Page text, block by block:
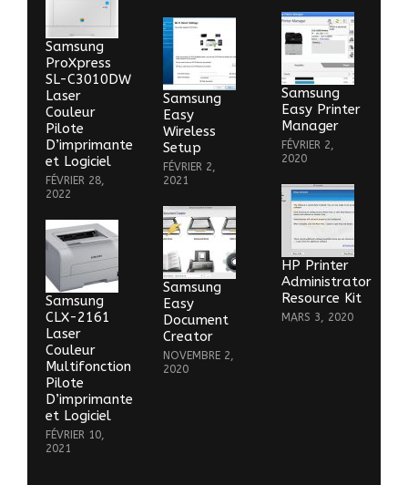
Samsung
ProXpress
SL-C3010DW
Laser
Couleur
Pilote
D’imprimante
et Logiciel
FÉVRIER 28,
2022
Samsung
CLX-2161
Laser
Couleur
Multifonction
Pilote
D’imprimante
et Logiciel
FÉVRIER 10,
2021
Samsung
Easy
Wireless
Setup
FÉVRIER 2,
2021
Samsung
Easy
Document
Creator
NOVEMBRE 2,
2020
Samsung
Easy Printer
Manager
FÉVRIER 2,
2020
HP Printer
Administrator
Resource Kit
MARS 3, 2020